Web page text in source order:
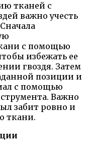
тканей с
важно учесть
с помощью
избежать ее
гвоздя. Затем
позиции и
с помощью
Важно
забит ровно и
ткани.